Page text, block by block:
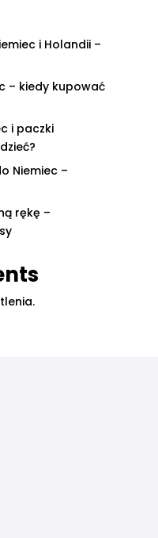
i Holandii –
– kiedy kupować
i paczki
Niemiec –
rękę –